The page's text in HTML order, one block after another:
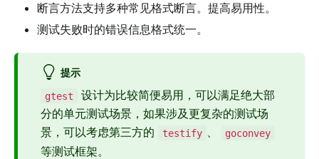
断言方法支持多种常见格式断言。提高易用性。
测试失败时的错误信息格式统一。
提示
gtest
设计为比较简便易用，可以满足绝大部
分的单元测试场景，如果涉及更复杂的测试场
景，可以考虑第三方的
testify 、 goconvey
等测试框架。